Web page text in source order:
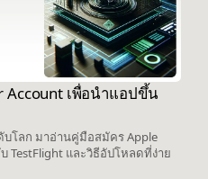
Account เพื่อนำแอปขึ้น
บโลก มาอ่านคู่มือสมัคร Apple
TestFlight และวิธีอัปโหลดที่ง่าย